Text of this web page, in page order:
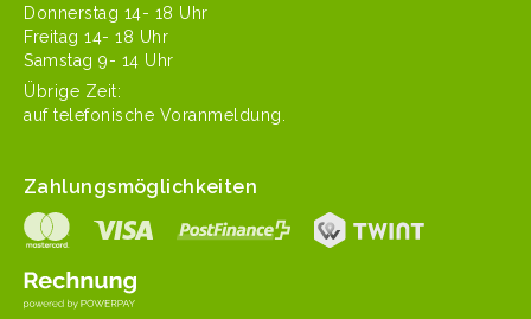
Don­ner­stag 14- 18 Uhr
Fre­itag 14- 18 Uhr
Sam­stag 9- 14 Uhr
Übrige Zeit:
auf tele­fonis­che Voranmeldung.
Zahlungsmöglichkeiten